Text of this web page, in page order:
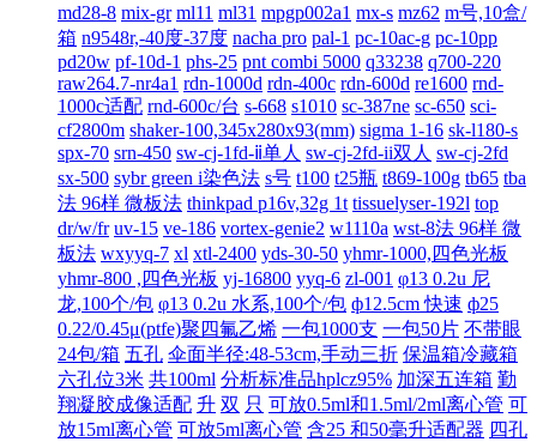
md28-8 mix-gr ml11 ml31 mpgp002a1 mx-s mz62 m号,10盒/
箱 n9548r,-40度-37度 nacha pro pal-1 pc-10ac-g pc-10pp
pd20w pf-10d-1 phs-25 pnt combi 5000 q33238 q700-220
raw264.7-nr4a1 rdn-1000d rdn-400c rdn-600d re1600 rnd-
1000c适配 rnd-600c/台 s-668 s1010 sc-387ne sc-650 sci-
cf2800m shaker-100,345x280x93(mm) sigma 1-16 sk-l180-s
spx-70 srn-450 sw-cj-1fd-ⅱ单人 sw-cj-2fd-ii双人 sw-cj-2fd
sx-500 sybr green i染色法 s号 t100 t25瓶 t869-100g tb65 tba
法 96样 微板法 thinkpad p16v,32g 1t tissuelyser-192l top
dr/w/fr uv-15 ve-186 vortex-genie2 w1110a wst-8法 96样 微
板法 wxyyq-7 xl xtl-2400 yds-30-50 yhmr-1000,四色光板
yhmr-800 ,四色光板 yj-16800 yyq-6 zl-001 φ13 0.2u 尼
龙,100个/包 φ13 0.2u 水系,100个/包 ф12.5cm 快速 ф25
0.22/0.45μ(ptfe)聚四氟乙烯 一包1000支 一包50片 不带眼
24包/箱 五孔 伞面半径:48-53cm,手动三折 保温箱冷藏箱
六孔位3米 共100ml 分析标准品hplcz95% 加深五连箱 勤
翔凝胶成像适配 升 双 只 可放0.5ml和1.5ml/2ml离心管 可
放15ml离心管 可放5ml离心管 含25 和50毫升适配器 四孔